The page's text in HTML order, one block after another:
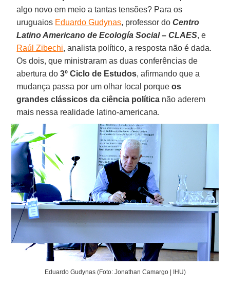
algo novo em meio a tantas tensões? Para os
uruguaios Eduardo Gudynas, professor doCentro
Latino Americano de Ecología Social – CLAES, e
Raúl Zibechi, analista político, a resposta não é dada.
Os dois, que ministraram as duas conferências de
abertura do3º Ciclo de Estudos, afirmando que a
mudança passa por um olhar local porqueos
grandes clássicos da ciência política não aderem
mais nessa realidade latino-americana.
Eduardo Gudynas (Foto: Jonathan Camargo | IHU)